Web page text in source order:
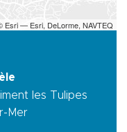
Esri — Esri, DeLorme, NAVTEQ
les Tulipes
Mer